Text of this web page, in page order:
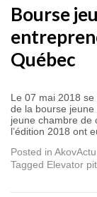
Bourse
Québec
Le 07 mai 2018
de la bourse
jeune chambre de
l’édition 2018 ont
Posted in AkovActu
Tagged Elevator